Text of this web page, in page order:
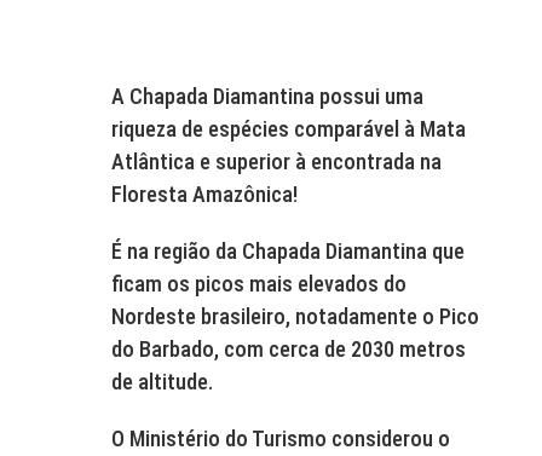
A Chapada Diamantina possui uma
riqueza de espécies comparável à Mata
Atlântica e superior à encontrada na
Floresta Amazônica!
É na região da Chapada Diamantina que
ficam os picos mais elevados do
Nordeste brasileiro, notadamente o Pico
do Barbado, com cerca de 2030 metros
de altitude.
O Ministério do Turismo considerou o